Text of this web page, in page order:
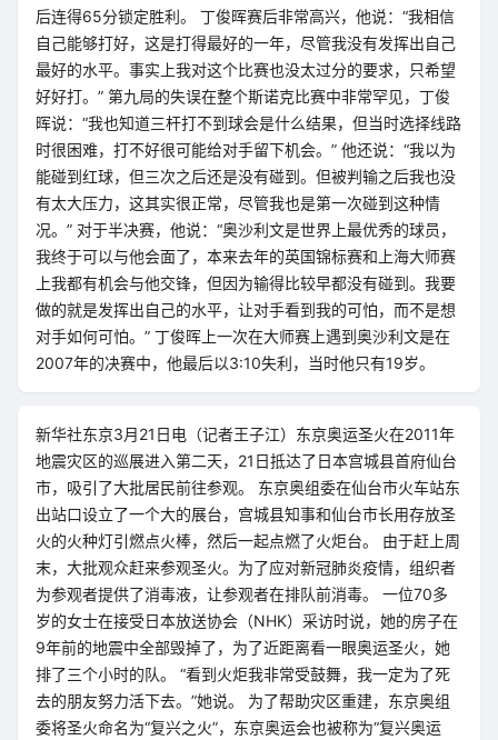
后连得65分锁定胜利。 丁俊晖赛后非常高兴，他说：“我相信
自己能够打好，这是打得最好的一年，尽管我没有发挥出自己
最好的水平。事实上我对这个比赛也没太过分的要求，只希望
好好打。” 第九局的失误在整个斯诺克比赛中非常罕见，丁俊
晖说：“我也知道三杆打不到球会是什么结果，但当时选择线路
时很困难，打不好很可能给对手留下机会。” 他还说：“我以为
能碰到红球，但三次之后还是没有碰到。但被判输之后我也没
有太大压力，这其实很正常，尽管我也是第一次碰到这种情
况。” 对于半决赛，他说：“奥沙利文是世界上最优秀的球员，
我终于可以与他会面了，本来去年的英国锦标赛和上海大师赛
上我都有机会与他交锋，但因为输得比较早都没有碰到。我要
做的就是发挥出自己的水平，让对手看到我的可怕，而不是想
对手如何可怕。” 丁俊晖上一次在大师赛上遇到奥沙利文是在
2007年的决赛中，他最后以3:10失利，当时他只有19岁。
新华社东京3月21日电（记者王子江）东京奥运圣火在2011年
地震灾区的巡展进入第二天，21日抵达了日本宫城县首府仙台
市，吸引了大批居民前往参观。 东京奥组委在仙台市火车站东
出站口设立了一个大的展台，宫城县知事和仙台市长用存放圣
火的火种灯引燃点火棒，然后一起点燃了火炬台。 由于赶上周
末，大批观众赶来参观圣火。为了应对新冠肺炎疫情，组织者
为参观者提供了消毒液，让参观者在排队前消毒。 一位70多
岁的女士在接受日本放送协会（NHK）采访时说，她的房子在
9年前的地震中全部毁掉了，为了近距离看一眼奥运圣火，她
排了三个小时的队。 “看到火炬我非常受鼓舞，我一定为了死
去的朋友努力活下去。”她说。 为了帮助灾区重建，东京奥组
委将圣火命名为“复兴之火”，东京奥运会也被称为“复兴奥运